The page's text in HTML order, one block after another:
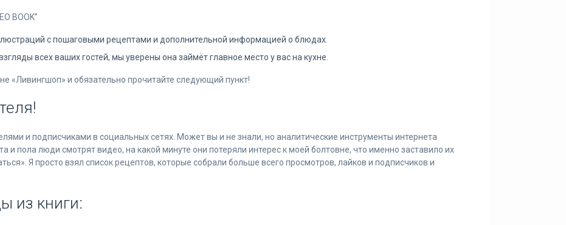
BOOK”
с пошаговыми рецептами и дополнительной информацией о блюдах.
всех ваших гостей, мы уверены она займёт главное место у вас на кухне.
«Ливингшоп» и обязательно прочитайте следующий пункт!
и подписчиками в социальных сетях. Может вы и не знали, но аналитические инструменты интернета
и пола люди смотрят видео, на какой минуте они потеряли интерес к моей болтовне, что именно заставило их
Я просто взял список рецептов, которые собрали больше всего просмотров, лайков и подписчиков и
из книги: